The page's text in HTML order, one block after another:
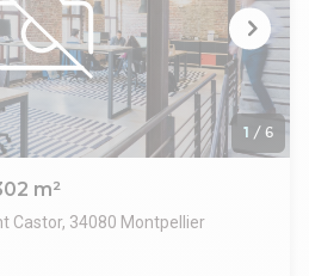
1 / 6
m²
Castor, 34080 Montpellier
idéal au coeur du